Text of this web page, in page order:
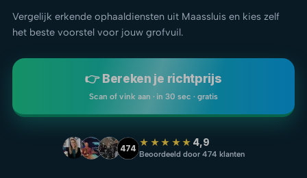
Vergelijk erkende ophaaldiensten uit Maassluis en kies zelf
het beste voorstel voor jouw grofvuil.
👉 Bereken je richtprijs
Scan of vink aan · in 30 sec · gratis
474 ★★★★★ 4,9
Beoordeeld door 474 klanten